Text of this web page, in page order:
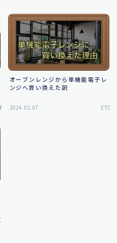
オーブンレンジから単機能電子レ
ンジへ買い換えた訳
2024.02.07 ETC